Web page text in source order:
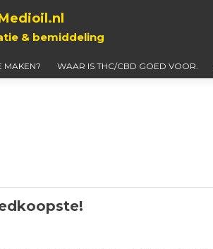
& bemiddeling
MAKEN? WAAR IS THC/CBD GOED VOOR.